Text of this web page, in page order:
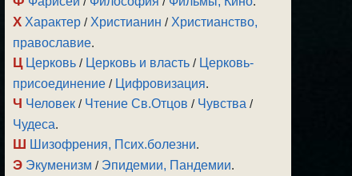
Х Характер / Христианин / Христианство,
православие.
Ц Церковь / Церковь и власть / Церковь-
присоединение / Цифровизация.
Ч Человек / Чтение Св.Отцов / Чувства /
Чудеса.
Ш Шизофрения, Псих.болезни.
Э Экуменизм / Эпидемии, Пандемии.